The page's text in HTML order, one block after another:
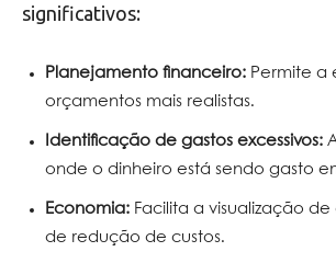
significativos:
Planejamento financeiro: Permite a
orçamentos mais realistas.
Identificação de gastos excessivos:
onde o dinheiro está sendo gasto
Economia: Facilita a visualização
de redução de custos.